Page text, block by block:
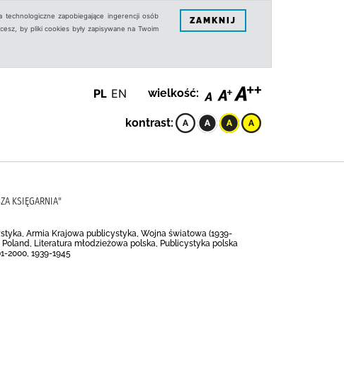
zapobiegające ingerencji osób
by pliki cookies były zapisywane na Twoim
ZAMKNIJ
PL EN wielkość:
kontrast:
KSIĘGARNIA"
Armia Krajowa publicystyka, Wojna światowa (1939-
Literatura młodzieżowa polska, Publicystyka polska
2000, 1939-1945